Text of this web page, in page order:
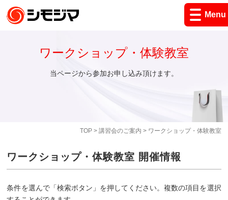
Menu
TOP> 講習会のご案内 > ワークショップ・体験教室
ワークショップ・体験教室
当ページから参加お申し込み頂けます。
ワークショップ・体験教室 開催情報
条件を選んで「検索ボタン」を押してください。複数の項目を選択